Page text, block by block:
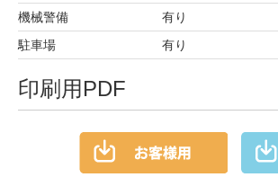
機械警備
有り
駐車場
有り
印刷用PDF